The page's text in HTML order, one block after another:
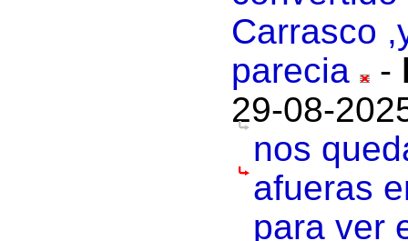
Carrasco
parecia
-
29-08-
nos
afueras
para ver